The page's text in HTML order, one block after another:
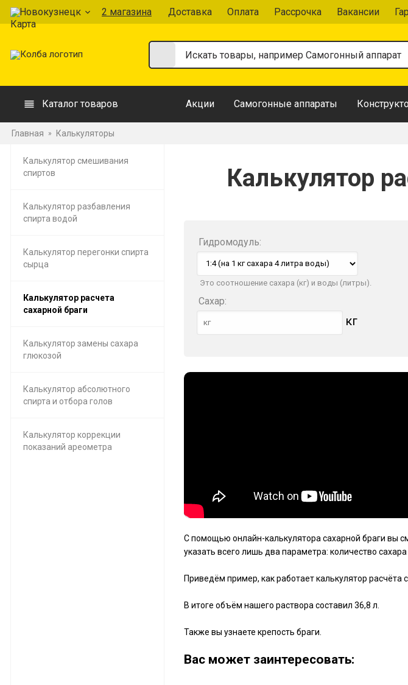
Новокузнецк 2 магазина Доставка Оплата Рассрочка Вакансии
Каталог товаров Акции Самогонные аппараты
Главная » Калькуляторы
Калькулятор смешивания
спиртов
Калькулятор разбавления
спирта водой
Калькулятор перегонки спирта
сырца
Калькулятор расчета
сахарной браги
Калькулятор замены сахара
глюкозой
Калькулятор абсолютного
спирта и отбора голов
Калькулятор коррекции
показаний ареометра
Калькулятор
Гидромодуль:
Это соотношение сахара (кг) и воды (литры).
Сахар:
кг
С помощью онлайн-калькулятора сахарной браги вы
указать всего лишь два параметра: количество
Приведём пример, как работает калькулятор расчёта
В итоге объём нашего раствора составил 36,8 л.
Также вы узнаете крепость браги.
Ваc может заинтересовать: